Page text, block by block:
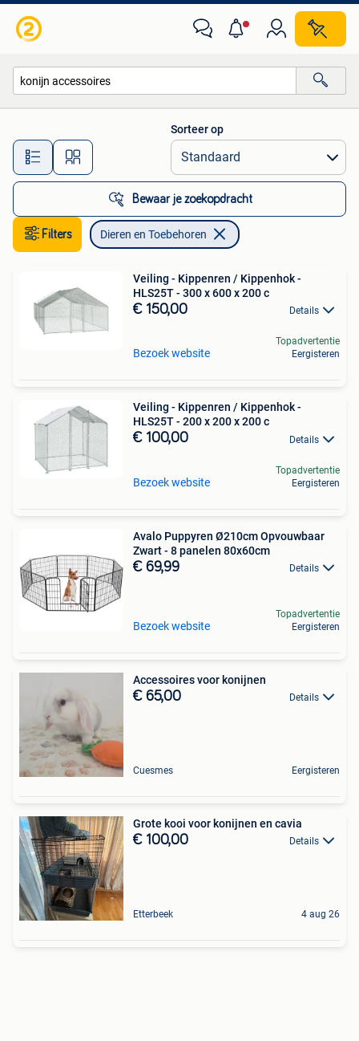
Alle afstanden…
Sorteer op
Bewaar je zoekopdracht
Filters Dieren en Toebehoren
Veiling - Kippenren / Kippenhok -
HLS25T - 300 x 600 x 200 c
€ 150,00 Details
Bezoek website
Topadvertentie
Eergisteren
Veiling - Kippenren / Kippenhok -
HLS25T - 200 x 200 x 200 c
€ 100,00 Details
Bezoek website
Topadvertentie
Eergisteren
Avalo Puppyren Ø210cm Opvouwbaar
Zwart - 8 panelen 80x60cm
€ 69,99 Details
Bezoek website
Topadvertentie
Eergisteren
Accessoires voor konijnen
€ 65,00 Details
Cuesmes Eergisteren
Grote kooi voor konijnen en cavia
€ 100,00 Details
Etterbeek 4 aug 26